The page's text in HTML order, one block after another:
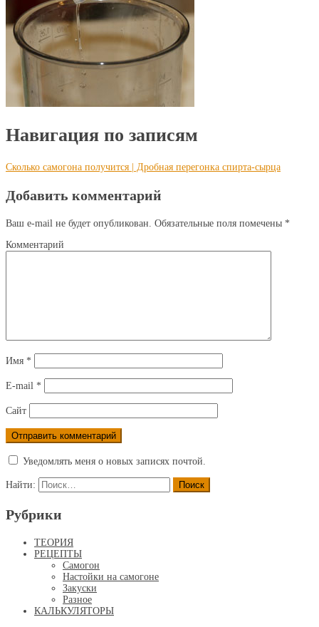
Навигация по записям
Сколько самогона получится | Дробная перегонка спирта-сырца
Добавить комментарий
Ваш e-mail не будет опубликован. Обязательные поля помечены *
Комментарий
Имя *
E-mail *
Сайт
Уведомлять меня о новых записях почтой.
Найти:
Рубрики
ТЕОРИЯ
РЕЦЕПТЫ
Самогон
Настойки на самогоне
Закуски
Разное
КАЛЬКУЛЯТОРЫ